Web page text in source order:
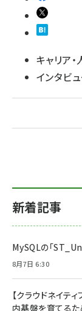
キャリア
インタビ
新着記事
MySQLの「
8月7日 6:30
【クラウドネイテ
内基盤を育てるた